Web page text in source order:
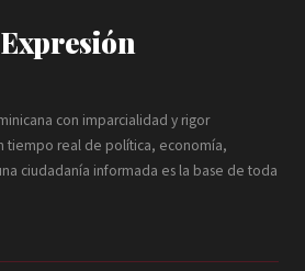
con imparcialidad y rigor
tiempo real de política, economía,
ciudadanía informada es la base de toda